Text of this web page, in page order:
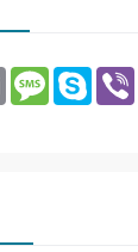
EmailMessage
Skype